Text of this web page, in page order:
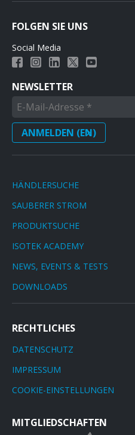
FOLGEN SIE UNS
Social Media
NEWSLETTER
HÄNDLERSUCHE
SAUBERER STROM
PRODUKTSUCHE
ISOTEK ACADEMY
NEWS, EVENTS & TESTS
DOWNLOADS
RECHTLICHES
DATENSCHUTZ
IMPRESSUM
COOKIE-EINSTELLUNGEN
MITGLIEDSCHAFTEN